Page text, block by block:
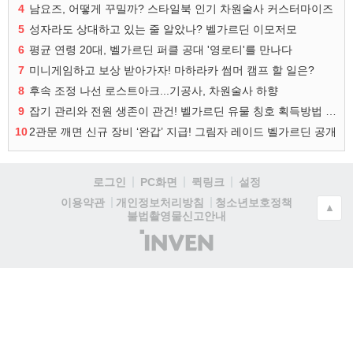
4 남요즈, 어떻게 꾸밀까? 스타일북 인기 차원술사 커스터마이즈
5 성자라도 상대하고 있는 줄 알았나? 벨가르딘 이모저모
6 평균 연령 20대, 벨가르딘 퍼클 공대 '영로티'를 만나다
7 미니게임하고 보상 받아가자! 마하라카 썸머 캠프 할 일은?
8 후속 조정 나선 로스트아크...기공사, 차원술사 하향
9
102관문 깨면 신규 장비 ‘완갑’ 지급! 그림자 레이드 벨가르딘 공개
로그인 PC화면 퀵링크
설정
이용약관
개인정보처리방침
청소년보호정책
불법촬영물신고안내
(주)
인
▲